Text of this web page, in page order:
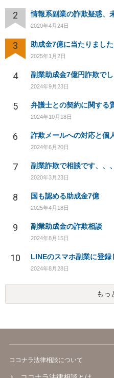
2 情報系副業の詐欺疑惑、
2020年4月24日
3 助成金7億に当たりまし
2025年1月2日
4 副業助成金7億円詐欺で
2024年9月23日
5 弁護士との契約に関する
2024年10月18日
6 詐欺メールへの対応と個
2024年6月20日
7 副業詐欺で相談です、、、
2020年3月23日
8 国も認める助成金7億
2025年4月18日
9 副業助成金の詐欺相談
2024年8月15日
10
2024年8月28日
もっ
ココナラ法律相談について